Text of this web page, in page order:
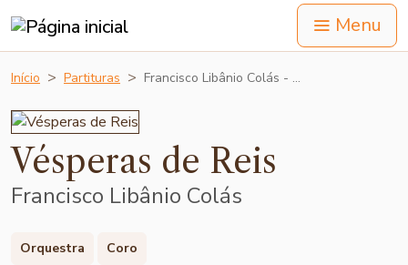
Menu
Início Partituras Francisco Libânio Colás - …
Vésperas de Reis
Francisco Libânio Colás
Orquestra Coro